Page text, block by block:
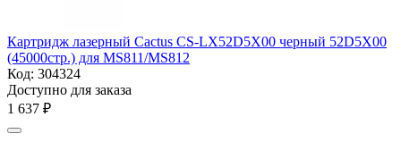
Картридж лазерный Cactus CS-LX52D5X00 черный 52D5X00
(45000стр.) для MS811/MS812
Код: 304324
Доступно для заказа
1 637 ₽